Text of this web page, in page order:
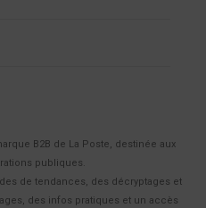
B2B de La Poste, destinée aux
publiques.
de tendances, des décryptages et
des infos pratiques et un accès